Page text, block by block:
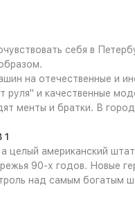
себя в
на отечественные и
руля" и качественные
менты и братки. В
1
целый американский
90-х годов. Новые
над самым богатым